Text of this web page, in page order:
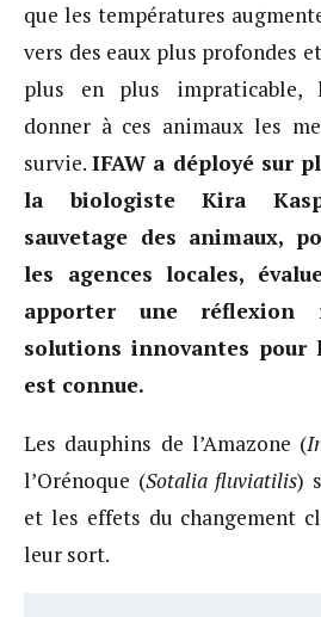
que les températures
vers des eaux plus profondes
plus en plus impraticable,
donner à ces animaux les
survie.IFAW a déployé sur
la biologiste Kira
sauvetage des animaux,
les agences locales,
apporter une réflexion
solutions innovantes pour
est connue.
Les dauphins de l’Amazone (
l’Orénoque (Sotalia fluviatilis)
et les effets du changement
leur sort.